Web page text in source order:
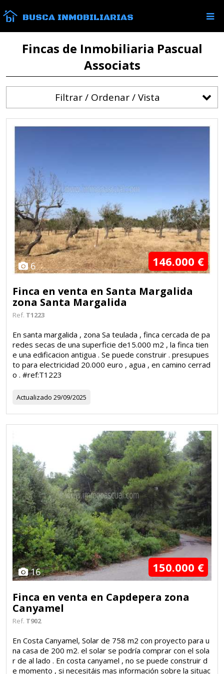
BUSCA INMOBILIARIAS
Fincas de Inmobiliaria Pascual
Associats
Filtrar / Ordenar / Vista
6 146.000 €
Finca en venta en Santa Margalida
zona Santa Margalida
Ref. T1223
En santa margalida , zona Sa teulada , finca cercada de pa
redes secas de una superficie de15.000 m2 , la finca tien
e una edificacion antigua . Se puede construir . presupues
to para electricidad 20.000 euro , agua , en camino cerrad
o . #ref:T1223
Actualizado 29/09/2025
16 150.000 €
Finca en venta en Capdepera zona
Canyamel
Ref. T902
En Costa Canyamel, Solar de 758 m2 con proyecto para u
na casa de 200 m2. el solar se podría comprar con el sola
r de al lado . En costa canyamel , no se puede construir d
e momento , si necesitáis mas información sobre la situac